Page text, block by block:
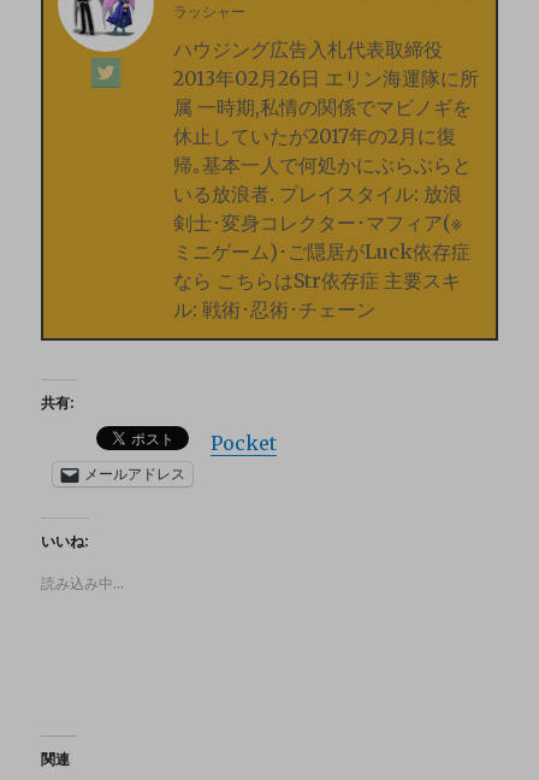
ラッシャー
ハウジング広告入札代表取締役
2013年02月26日 エリン海運隊に所
属 一時期,私情の関係でマビノギを
休止していたが2017年の2月に復
帰｡基本一人で何処かにぶらぶらと
いる放浪者. プレイスタイル: 放浪
剣士･変身コレクター･マフィア(※
ミニゲーム)･ご隠居がLuck依存症
なら こちらはStr依存症 主要スキ
ル: 戦術･忍術･チェーン
共有:
Pocket
メールアドレス
いいね:
読み込み中…
関連